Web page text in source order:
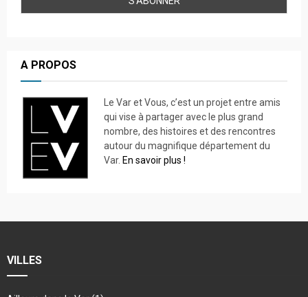
A PROPOS
Le Var et Vous, c’est un projet entre amis
qui vise à partager avec le plus grand
nombre, des histoires et des rencontres
autour du magnifique département du
Var. En savoir plus !
VILLES